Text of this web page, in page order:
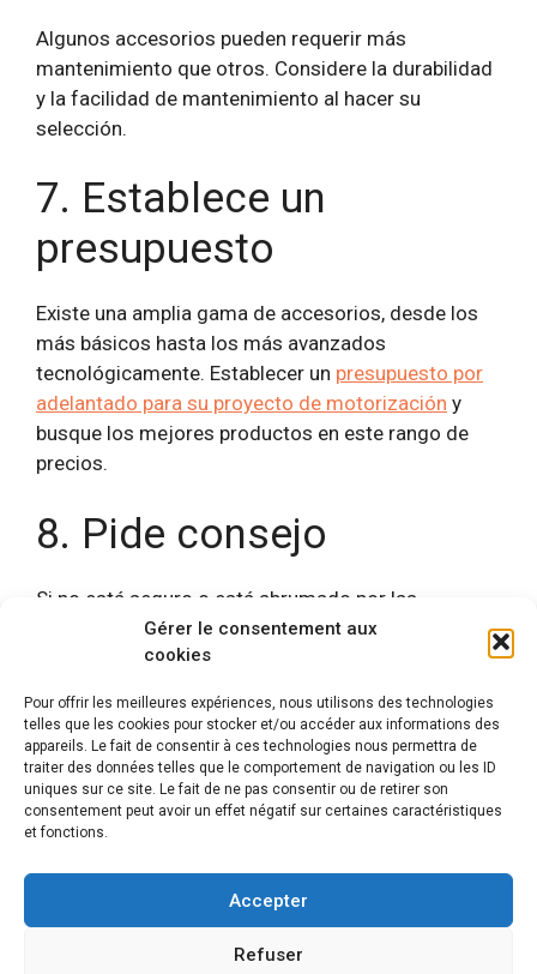
Gérer le consentement aux
cookies
Pour offrir les meilleures expériences, nous utilisons des technologies
telles que les cookies pour stocker et/ou accéder aux informations des
appareils. Le fait de consentir à ces technologies nous permettra de
traiter des données telles que le comportement de navigation ou les ID
uniques sur ce site. Le fait de ne pas consentir ou de retirer son
consentement peut avoir un effet négatif sur certaines caractéristiques
et fonctions.
Accepter
Refuser
Algunos accesorios pueden requerir más
mantenimiento que otros. Considere la durabilidad
y la facilidad de mantenimiento al hacer su
selección.
7. Establece un
presupuesto
Existe una amplia gama de accesorios, desde los
más básicos hasta los más avanzados
tecnológicamente. Establecer un presupuesto por
adelantado para su proyecto de motorización y
busque los mejores productos en este rango de
precios.
8. Pide consejo
Si no está seguro o está abrumado por las
opciones, no dude en consultar a un profesional o
leer reseñas en línea para tener una idea de los
© 2026 Automatismes-portail.fr
En tant que Partenaire Amazon, je réalise un bénéfice sur
Notre site partenaire :Renouvelable Habitat